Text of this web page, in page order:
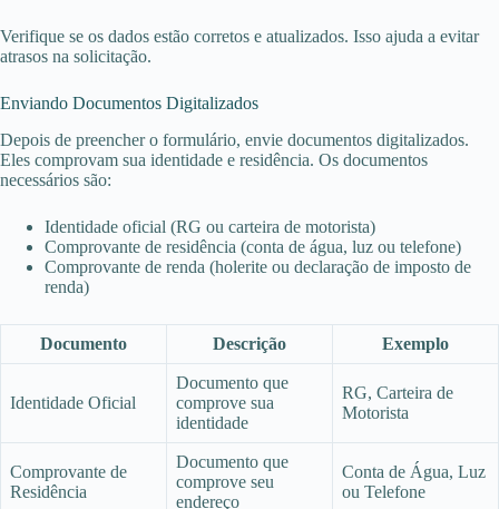
Verifique se os dados estão corretos e atualizados. Isso ajuda a evitar
atrasos na solicitação.
Enviando Documentos Digitalizados
Depois de preencher o formulário, envie documentos digitalizados.
Eles comprovam sua identidade e residência. Os documentos
necessários são:
Identidade oficial (RG ou carteira de motorista)
Comprovante de residência (conta de água, luz ou telefone)
Comprovante de renda (holerite ou declaração de imposto de
renda)
Documento Descrição Exemplo
Identidade Oficial
Documento que
comprove sua
identidade
RG, Carteira de
Motorista
Comprovante de
Residência
Documento que
comprove seu
endereço
Conta de Água, Luz
ou Telefone